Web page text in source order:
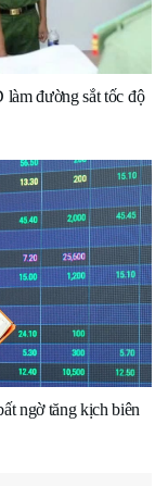
làm đường sắt tốc độ
ngờ tăng kịch biên